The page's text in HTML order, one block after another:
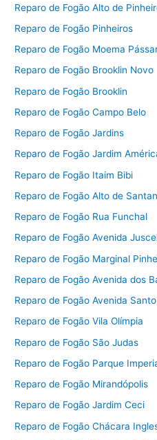
Reparo de Fogão Alto de
Reparo de Fogão Pinheiros
Reparo de Fogão Moema
Reparo de Fogão Brooklin Novo
Reparo de Fogão Brooklin
Reparo de Fogão Campo Belo
Reparo de Fogão Jardins
Reparo de Fogão Jardim
Reparo de Fogão Itaim Bibi
Reparo de Fogão Alto de
Reparo de Fogão Rua Funchal
Reparo de Fogão Avenida
Reparo de Fogão Marginal
Reparo de Fogão Avenida dos
Reparo de Fogão Avenida
Reparo de Fogão Vila Olímpia
Reparo de Fogão São Judas
Reparo de Fogão Parque
Reparo de Fogão Mirandópolis
Reparo de Fogão Jardim Ceci
Reparo de Fogão Chácara